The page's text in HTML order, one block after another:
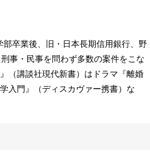
卒業後、旧・日本長期信用銀行、野
事・民事を問わず多数の案件をこな
（講談社現代新書）はドラマ『離婚
入門』（ディスカヴァー携書）な